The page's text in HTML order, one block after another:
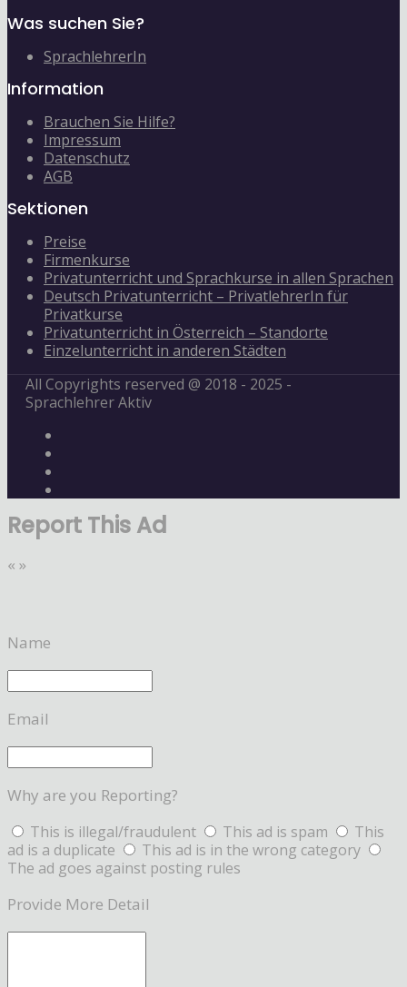
Was suchen Sie?
SprachlehrerIn
Information
Brauchen Sie Hilfe?
Impressum
Datenschutz
AGB
Sektionen
Preise
Firmenkurse
Privatunterricht und Sprachkurse in allen Sprachen
Deutsch Privatunterricht – PrivatlehrerIn für
Privatkurse
Privatunterricht in Österreich – Standorte
Einzelunterricht in anderen Städten
All Copyrights reserved @ 2018 - 2025 -
Sprachlehrer Aktiv
Report This Ad
« »
Name
Email
Why are you Reporting?
This is illegal/fraudulent This ad is spam
This
ad is a duplicate
This ad is in the wrong category
The ad goes against posting rules
Provide More Detail